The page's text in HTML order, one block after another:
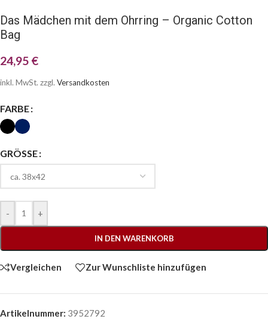
Das Mädchen mit dem Ohrring – Organic Cotton
Bag
24,95 €
inkl. MwSt. zzgl. Versandkosten
FARBE
GRÖSSE
- +
IN DEN WARENKORB
Vergleichen Zur Wunschliste hinzufügen
Artikelnummer: 3952792